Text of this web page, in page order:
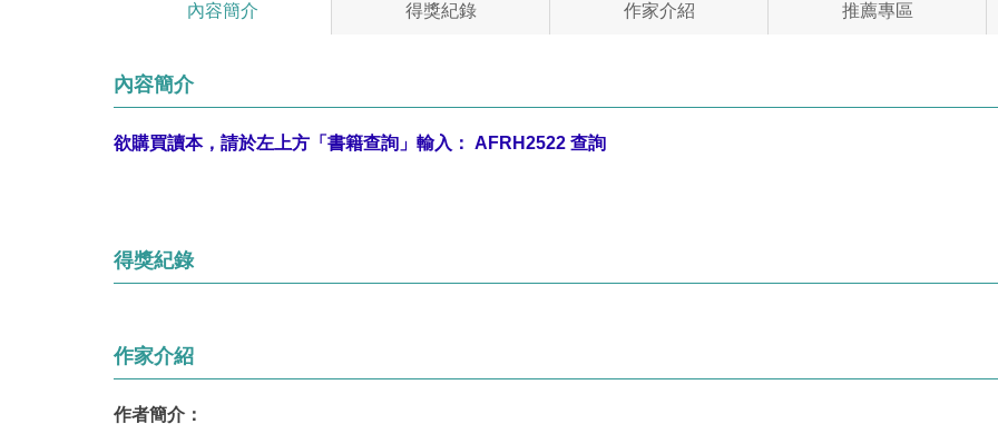
內容簡介 得獎紀錄 作家介紹 推薦專區
內容簡介
欲購買讀本，請於左上方「書籍查詢」輸入： AFRH2522 查詢
得獎紀錄
作家介紹
作者簡介：